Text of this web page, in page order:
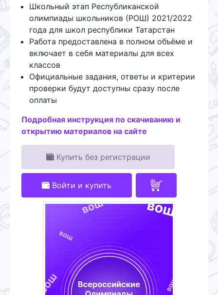
Школьный этап Республиканской
олимпиады школьников (РОШ) 2021/2022
года для школ республики Татарстан
Работа предоставлена в полном объёме и
включает в себя материалы для всех
классов
Официальные задания, ответы и критерии
проверки будут доступны сразу после
оплаты
Подробная инструкция по скачиванию и
открытию материалов на сайте
Купить без регистрации
Войти и купить